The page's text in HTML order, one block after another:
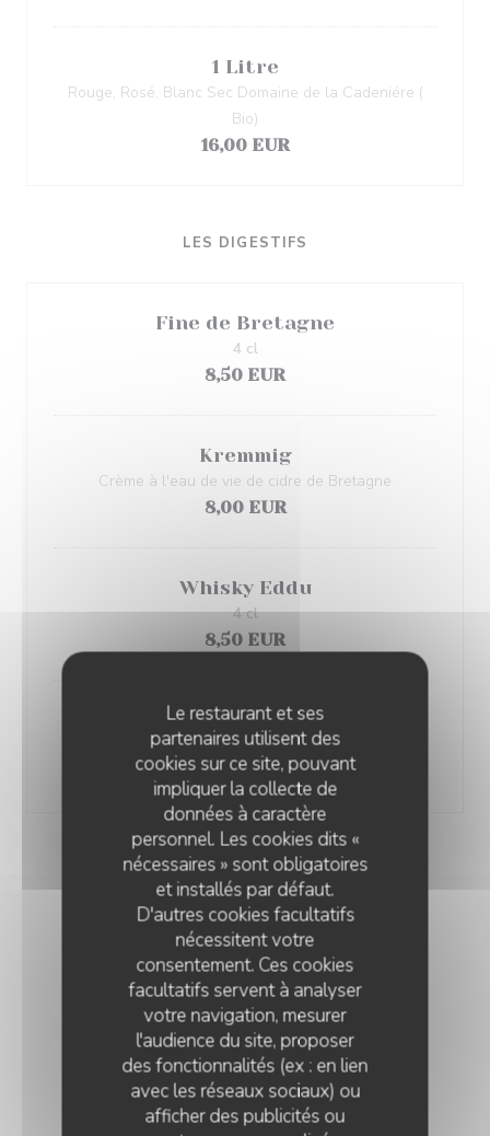
Le restaurant et ses
partenaires utilisent des
cookies sur ce site, pouvant
impliquer la collecte de
données à caractère
personnel. Les cookies dits «
nécessaires » sont obligatoires
et installés par défaut.
D'autres cookies facultatifs
nécessitent votre
consentement. Ces cookies
facultatifs servent à analyser
votre navigation, mesurer
l'audience du site, proposer
des fonctionnalités (ex : en lien
avec les réseaux sociaux) ou
afficher des publicités ou
1 Litre
Rouge, Rosé, Blanc Sec Domaine de la Cadeniére (
Bio)
16,00 EUR
LES DIGESTIFS
Fine de Bretagne
8,50 EUR
4 cl
Kremmig
Crème à l'eau de vie de cidre de Bretagne
8,00 EUR
Whisky Eddu
8,50 EUR
4 cl
Get 27
8,00 EUR
4 cl
CARTE & MENU
FORMULE DU JOUR
Uniquement le midi